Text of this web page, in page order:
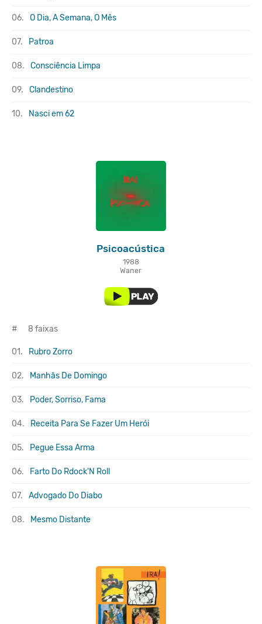
06. O Dia, A Semana, O Mês
07. Patroa
08. Consciência Limpa
09. Clandestino
10. Nasci em 62
Psicoacústica
1988
Waner
# 8 faixas
01. Rubro Zorro
02. Manhãs De Domingo
03. Poder, Sorriso, Fama
04. Receita Para Se Fazer Um Herói
05. Pegue Essa Arma
06. Farto Do Rdock'N Roll
07. Advogado Do Diabo
08. Mesmo Distante